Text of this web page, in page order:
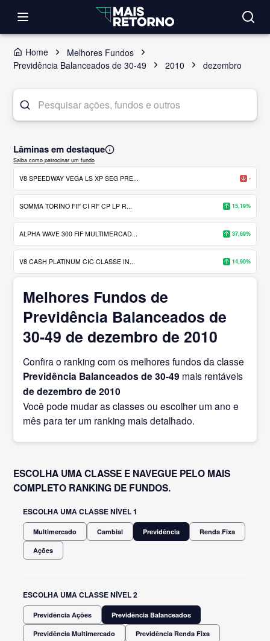
Home
Melhores Fundos
Previdência Balanceados de 30-49
2010 dezembro
Lâminas em destaque
Saiba como patrocinar um fundo
V8 SPEEDWAY VEGA LS XP SEG PRE... -
SOMMA TORINO FIF CI RF CP LP R... 15,19%
ALPHA WAVE 300 FIF MULTIMERCAD... 37,69%
V8 CASH PLATINUM CIC CLASSE IN... 14,90%
Melhores Fundos de
Previdência Balanceados de
30-49 de dezembro de 2010
Confira o ranking com os melhores fundos da classe
Previdência Balanceados de 30-49 mais rentáveis
de dezembro de 2010
Você pode mudar as classes ou escolher um ano e
mês para ter um ranking mais detalhado.
ESCOLHA UMA CLASSE E NAVEGUE PELO MAIS
COMPLETO RANKING DE FUNDOS.
ESCOLHA UMA CLASSE NÍVEL 1
Multimercado Cambial Previdência Renda Fixa
Ações
ESCOLHA UMA CLASSE NÍVEL 2
Previdência Ações Previdência Balanceados
Previdência Multimercado Previdência Renda Fixa